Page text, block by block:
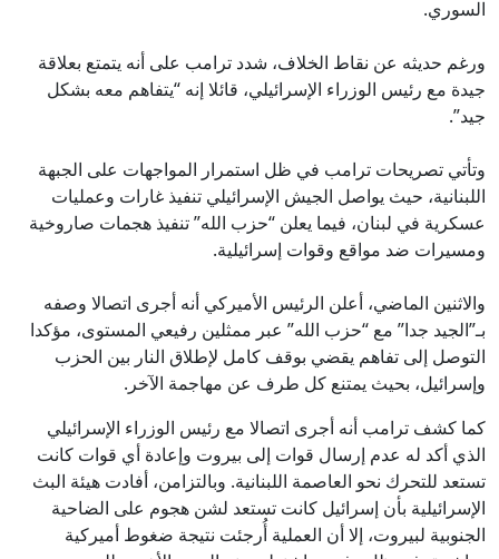
السوري.
ورغم حديثه عن نقاط الخلاف، شدد ترامب على أنه يتمتع بعلاقة
جيدة مع رئيس الوزراء الإسرائيلي، قائلا إنه “يتفاهم معه بشكل
جيد”.
وتأتي تصريحات ترامب في ظل استمرار المواجهات على الجبهة
اللبنانية، حيث يواصل الجيش الإسرائيلي تنفيذ غارات وعمليات
عسكرية في لبنان، فيما يعلن “حزب الله” تنفيذ هجمات صاروخية
ومسيرات ضد مواقع وقوات إسرائيلية.
والاثنين الماضي، أعلن الرئيس الأميركي أنه أجرى اتصالا وصفه
بـ”الجيد جدا” مع “حزب الله” عبر ممثلين رفيعي المستوى، مؤكدا
التوصل إلى تفاهم يقضي بوقف كامل لإطلاق النار بين الحزب
وإسرائيل، بحيث يمتنع كل طرف عن مهاجمة الآخر.
كما كشف ترامب أنه أجرى اتصالا مع رئيس الوزراء الإسرائيلي
الذي أكد له عدم إرسال قوات إلى بيروت وإعادة أي قوات كانت
تستعد للتحرك نحو العاصمة اللبنانية. وبالتزامن، أفادت هيئة البث
الإسرائيلية بأن إسرائيل كانت تستعد لشن هجوم على الضاحية
الجنوبية لبيروت، إلا أن العملية أُرجئت نتيجة ضغوط أميركية